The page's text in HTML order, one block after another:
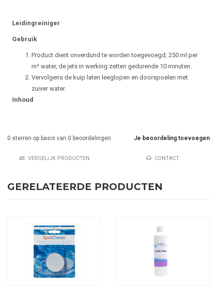
Leidingreiniger
Gebruik
Product dient onverdund te worden toegevoegd, 250 ml per
m³ water, de jets in werking zetten gedurende 10 minuten.
Vervolgens de kuip laten leeglopen en doorspoelen met
zuiver water.
Inhoud
Je beoordeling toevoegen
0 sterren op basis van 0 beoordelingen
VERGELIJK PRODUCTEN CONTACT
GERELATEERDE PRODUCTEN